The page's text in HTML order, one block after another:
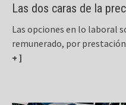
Las dos caras de la
Las opciones en lo laboral
remunerado, por
+ ]